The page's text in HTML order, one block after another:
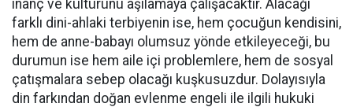
inanç ve kültürünü aşılamaya çalışacaktır. Alacağı
farklı dini-ahlaki terbiyenin ise, hem çocuğun kendisini,
hem de anne-babayı olumsuz yönde etkileyeceği, bu
durumun ise hem aile içi problemlere, hem de sosyal
çatışmalara sebep olacağı kuşkusuzdur. Dolayısıyla
din farkından doğan evlenme engeli ile ilgili hukuki